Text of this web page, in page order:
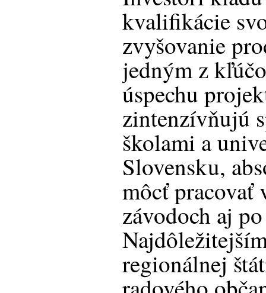
kvalifikácie
zvyšovanie
jedným z
úspechu
zintenzívňujú
školami a
Slovensku,
môcť pracovať
závodoch aj
regionálnej